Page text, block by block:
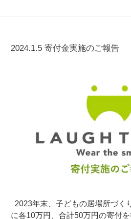
2024.1.5 寄付金実施のご報告
2023年末、子どもの居場所づく
に各10万円、合計50万円の寄付